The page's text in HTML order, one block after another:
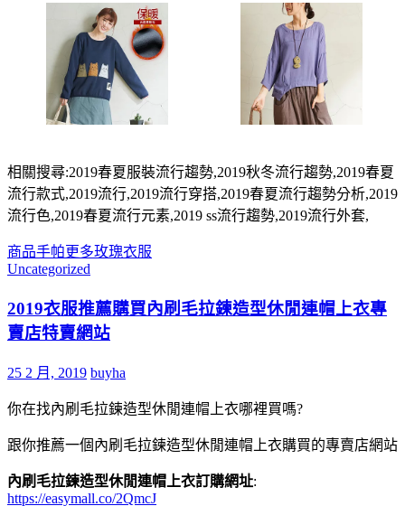
相關搜尋:2019春夏服裝流行趨勢,2019秋冬流行趨勢,2019春夏
流行款式,2019流行,2019流行穿搭,2019春夏流行趨勢分析,2019
流行色,2019春夏流行元素,2019 ss流行趨勢,2019流行外套,
商品手帕更多玫瑰衣服
Uncategorized
2019衣服推薦購買內刷毛拉鍊造型休閒連帽上衣專
賣店特賣網站
25 2 月, 2019 buyha
你在找內刷毛拉鍊造型休閒連帽上衣哪裡買嗎?
跟你推薦一個內刷毛拉鍊造型休閒連帽上衣購買的專賣店網站
內刷毛拉鍊造型休閒連帽上衣訂購網址:
https://easymall.co/2QmcJ